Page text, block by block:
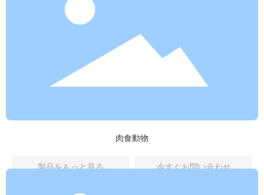
肉食動物
製品をもっと見る 今すぐお問い合わせ